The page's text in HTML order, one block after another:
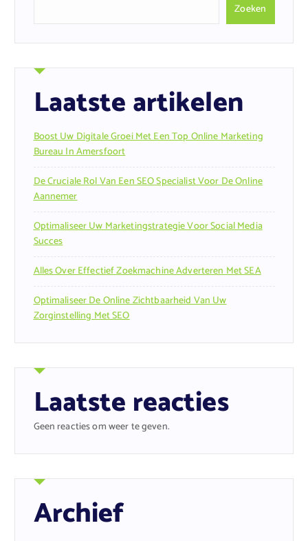
Zoeken
Laatste artikelen
Boost Uw Digitale Groei Met Een Top Online Marketing
Bureau In Amersfoort
De Cruciale Rol Van Een SEO Specialist Voor De Online
Aannemer
Optimaliseer Uw Marketingstrategie Voor Social Media
Succes
Alles Over Effectief Zoekmachine Adverteren Met SEA
Optimaliseer De Online Zichtbaarheid Van Uw
Zorginstelling Met SEO
Laatste reacties
Geen reacties om weer te geven.
Archief